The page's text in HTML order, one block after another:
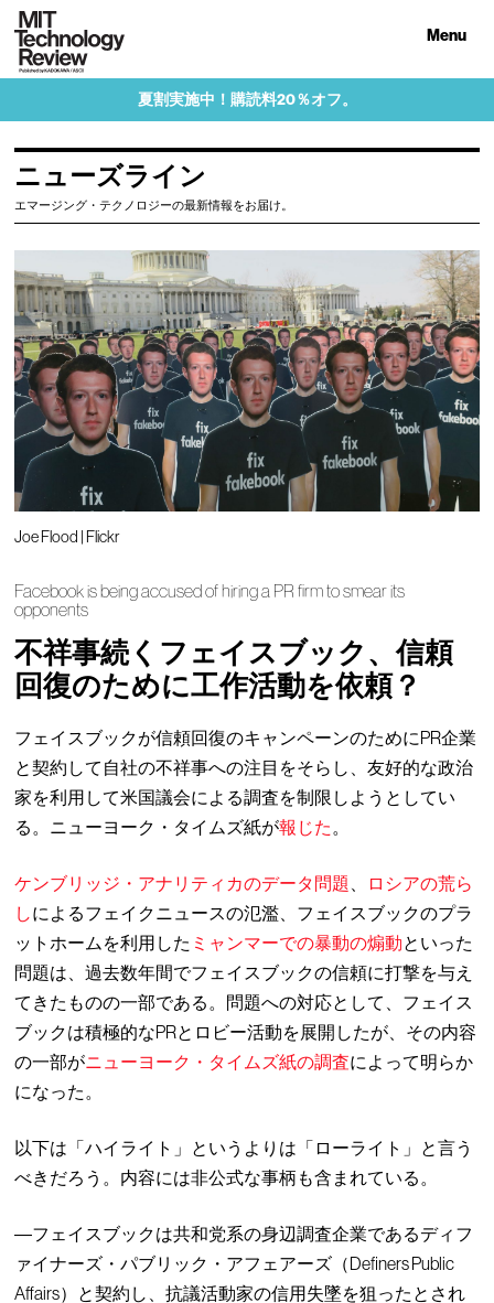
Menu
夏割実施中！購読料20％オフ。
ニューズライン
エマージング・テクノロジーの最新情報をお届け。
Joe Flood | Flickr
Facebook is being accused of hiring a PR firm to smear its
opponents
不祥事続くフェイスブック、信頼
回復のために工作活動を依頼？
フェイスブックが信頼回復のキャンペーンのためにPR企業
と契約して自社の不祥事への注目をそらし、友好的な政治
家を利用して米国議会による調査を制限しようとしてい
る。ニューヨーク・タイムズ紙が報じた 。
ケンブリッジ・アナリティカのデータ問題
ロシアの荒ら
しによるフェイクニュースの氾濫、フェイスブックのプラ
ットホームを利用した ミャンマーでの暴動の煽動といった
問題は、過去数年間でフェイスブックの信頼に打撃を与え
てきたものの一部である。問題への対応として、フェイス
ブックは積極的なPRとロビー活動を展開したが、その内容
の一部がニューヨーク・タイムズ紙の調査によって明らか
になった。
以下は「ハイライト」というよりは「ローライト」と言う
べきだろう。内容には非公式な事柄も含まれている。
―フェイスブックは共和党系の身辺調査企業であるディフ
ァイナーズ・パブリック・アフェアーズ（Definers Public
Affairs）と契約し、抗議活動家の信用失墜を狙ったとされ